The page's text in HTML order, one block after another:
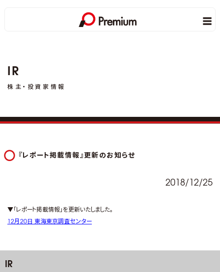
IR
株主・投資家情報
IR
『レポート掲載情報』更新のお知らせ
2018/12/25
▼「レポート掲載情報」を更新いたしました。
12月20日 東海東京調査センター